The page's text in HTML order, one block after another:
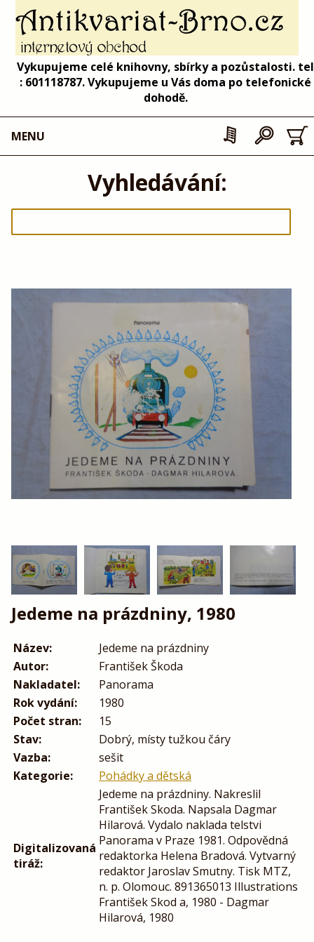
Vykupujeme celé knihovny, sbírky a pozůstalosti. tel
: 601118787. Vykupujeme u Vás doma po telefonické
dohodě.
MENU
Vyhledávání:
Jedeme na prázdniny, 1980
Název:
Jedeme na prázdniny
Autor:
František Škoda
Nakladatel:
Panorama
Rok vydání:
1980
Počet stran:
15
Stav:
Dobrý, místy tužkou čáry
Vazba:
sešit
Kategorie:
Pohádky a dětská
Digitalizovaná
tiráž:
Jedeme na prázdniny. Nakreslil
František Skoda. Napsala Dagmar
Hilarová. Vydalo naklada telstvi
Panorama v Praze 1981. Odpovědná
redaktorka Helena Bradová. Vytvarný
redaktor Jaroslav Smutny. Tisk MTZ,
n. p. Olomouc. 891365013 Illustrations
František Skod a, 1980 - Dagmar
Hilarová, 1980